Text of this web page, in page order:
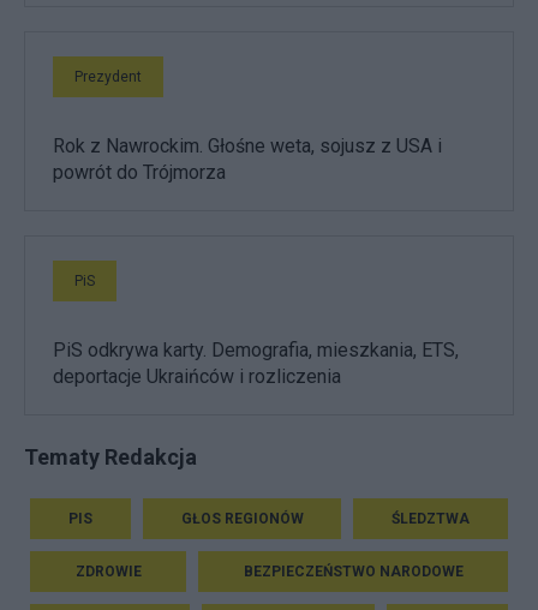
Prezydent
Rok z Nawrockim. Głośne weta, sojusz z USA i
powrót do Trójmorza
PiS
PiS odkrywa karty. Demografia, mieszkania, ETS,
deportacje Ukraińców i rozliczenia
Tematy Redakcja
PIS GŁOS REGIONÓW ŚLEDZTWA
ZDROWIE BEZPIECZEŃSTWO NARODOWE